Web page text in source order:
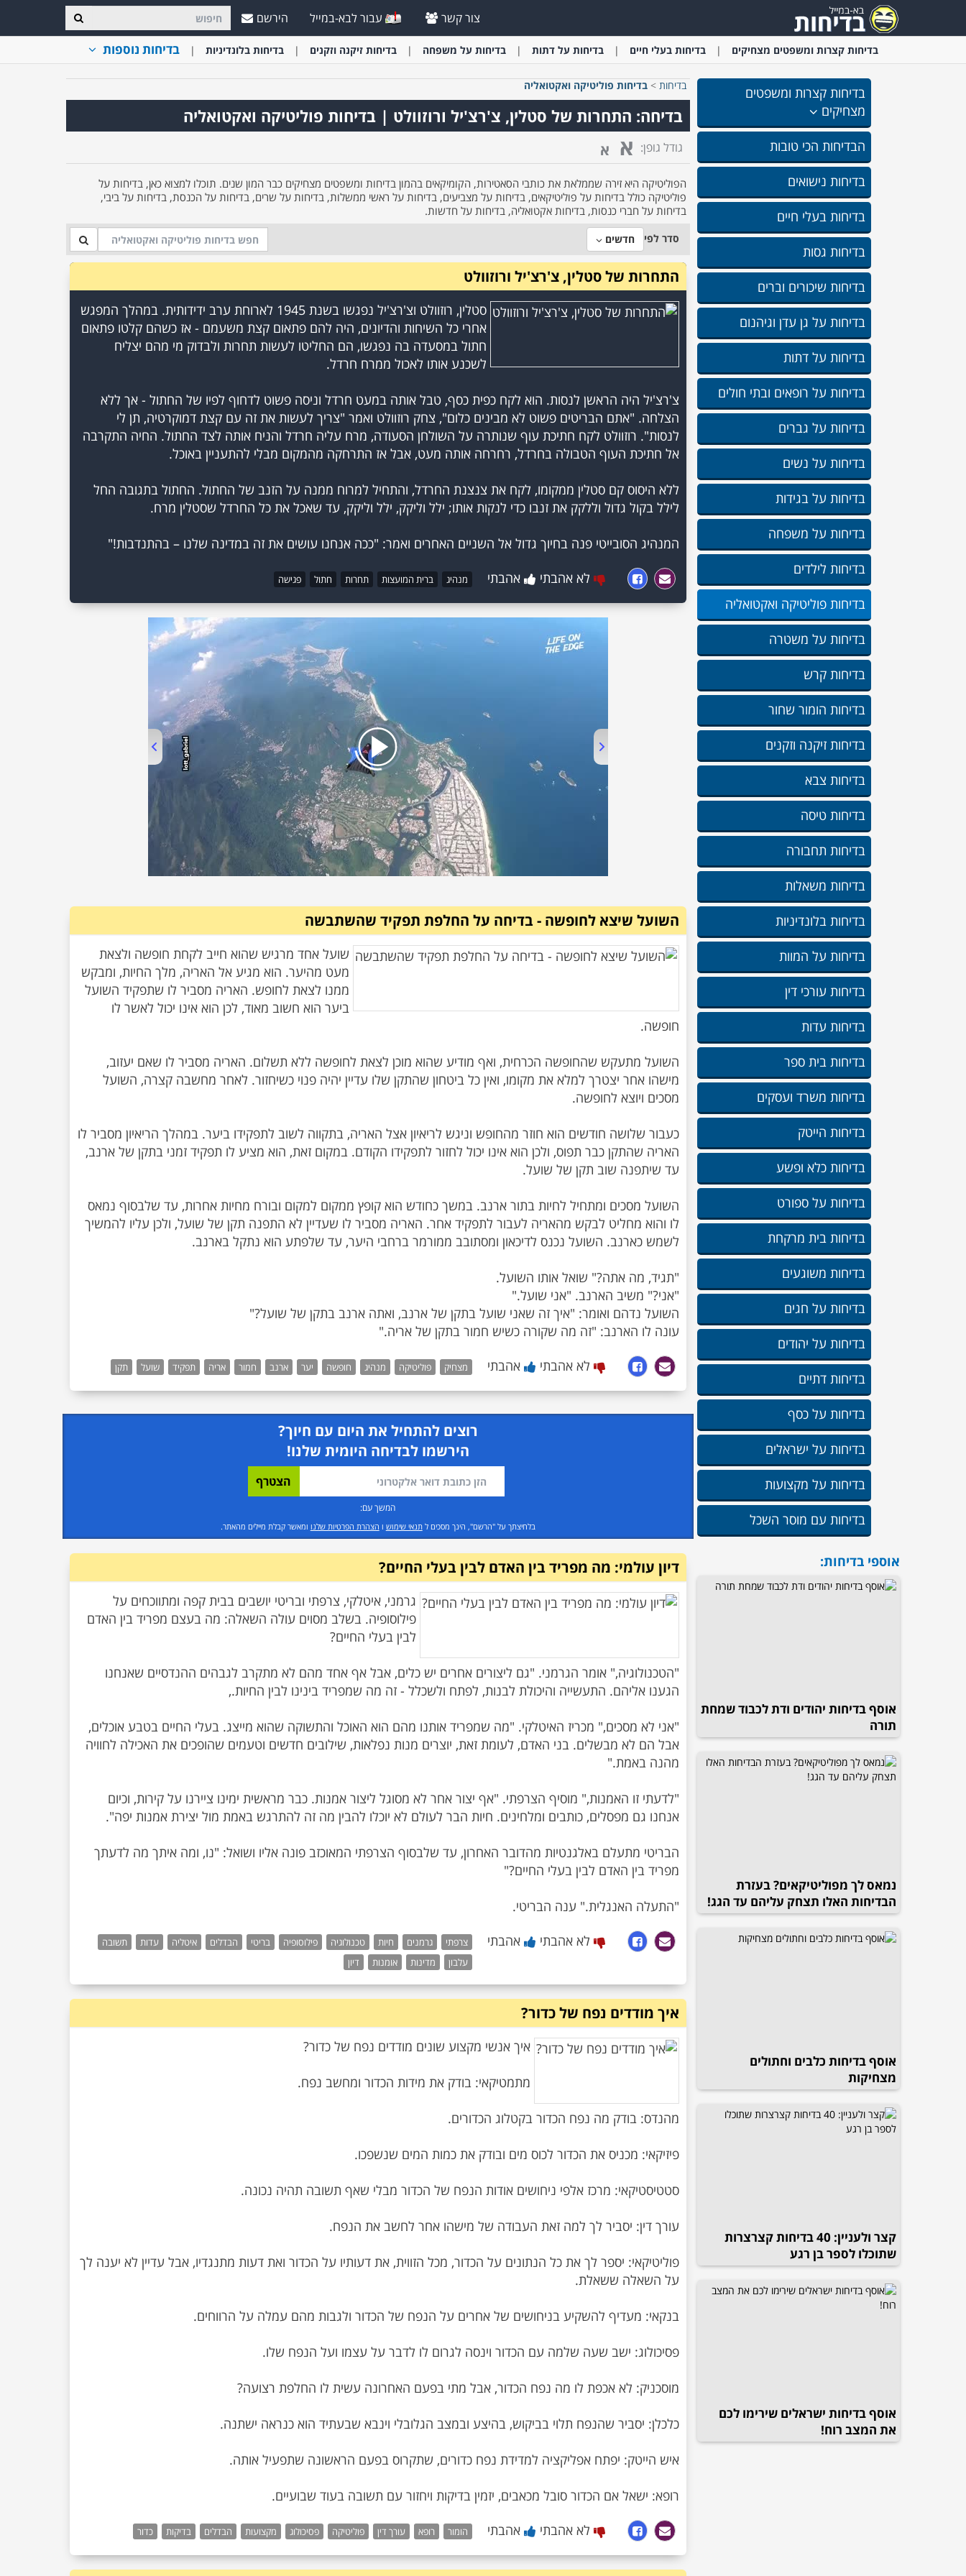
הירשם עבור לבא-במייל צור קשר
בדיחות קצרות ומשפטים מצחיקים בדיחות בעלי חיים בדיחות על דתות בדיחות על משפחה בדיחות זיקנה וזקנים בדיחות בלונדיניות בדיחות נוספות
בדיחות >בדיחות פוליטיקה ואקטואליה
בדיחה: התחרות של סטלין, צ'רצ'יל ורוזוולט | בדיחות פוליטיקה ואקטואליה
גודל גופן: א א
הפוליטיקה היא זירה שממלאת את כותבי הסאטירות, הקומיקאים בהמון בדיחות ומשפטים מצחיקים כבר המון שנים. תוכלו למצוא כאן, בדיחות על
פוליטיקה כולל בדיחות על פוליטיקאים, בדיחות על מצביעים, בדיחות על ראשי ממשלות, בדיחות על שרים, בדיחות על הכנסת, בדיחות על ביבי,
בדיחות על חברי כנסות, בדיחות אקטואליה, בדיחות על חדשות.
סדר לפי חדשים
התחרות של סטלין, צ'רצ'יל ורוזוולט
סטלין, רוזוולט וצ'רצ'יל נפגשו בשנת 1945 לארוחת ערב ידידותית. במהלך המפגש
אחרי כל השיחות והדיונים, היה להם פתאום קצת משעמם - אז כשהם קלטו פתאום
חתול במסעדה בה נפגשו, הם החליטו לעשות תחרות ולבדוק מי מהם יצליח
צ'רצ'יל היה הראשן לנסות. הוא לקח כפית כסף, טבל אותה במעט חרדל וניסה פשוט לדחוף לפיו של החתול - אך ללא
הצלחה. "אתם הבריטים פשוט לא מבינים כלום", צחק רוזוולט ואמר "צריך לעשות את זה עם קצת דמוקרטיה, תן לי
לנסות". רוזוולט לקח חתיכת עוף שנותרה על השולחן הסעודה, מרח עליה חרדל והניח אותה לצד החתול. החיה התקרבה
ללא היסוס קם סטלין ממקומו, לקח את צנצנת החרדל, והתחיל למרוח ממנה על הזנב של החתול. החתול בתגובה החל
המנהיג הסובייטי פנה בחיוך גדול אל השניים האחרים ואמר: "ככה אנחנו עושים את זה במדינה שלנו – בהתנדבות!"
מנהיג ברית המועצות תחרות חתול פגישה לא אהבתי אהבתי
/ 04:22
השועל שיצא לחופשה - בדיחה על החלפת תפקיד שהשתבשה
שועל אחד מרגיש שהוא חייב לקחת חופשה ולצאת
מעט מהיער. הוא מגיע אל האריה, מלך החיות, ומבקש
ממנו לצאת לחופש. האריה מסביר לו שתפקיד השועל
ביער הוא חשוב מאוד, לכן הוא אינו יכול לאשר לו
השועל מתעקש שהחופשה הכרחית, ואף מודיע שהוא מוכן לצאת לחופשה ללא תשלום. האריה מסביר לו שאם יעזוב,
מישהו אחר יצטרך למלא את מקומו, ואין כל ביטחון שהתקן שלו עדיין יהיה פנוי כשיחזור. לאחר מחשבה קצרה, השועל
כעבור שלושה חודשים הוא חוזר מהחופש וניגש לריאיון אצל האריה, בתקווה לשוב לתפקידו ביער. במהלך הריאיון מסביר לו
האריה שהתקן כבר תפוס, ולכן הוא אינו יכול לחזור לתפקידו הקודם. במקום זאת, הוא מציע לו תפקיד זמני בתקן של ארנב,
השועל מסכים ומתחיל לחיות בתור ארנב. במשך כחודש הוא קופץ ממקום למקום ובורח מחיות אחרות, עד שלבסוף נמאס
לו והוא מחליט לבקש מהאריה לעבור לתפקיד אחר. האריה מסביר לו שעדיין לא התפנה תקן של שועל, ולכן עליו להמשיך
עונה לו הארנב: "זה מה שקורה כשיש חמור בתקן של אריה."
מצחיק פוליטיקה מנהיג חופשה יער ארנב חמור אריה תפקיד שועל תקן לא אהבתי אהבתי
רוצים להתחיל את היום עם חיוך?
הירשמו לבדיחה היומית שלנו!
המשך עם:
בלחיצתך על "הרשם", הינך מסכים לתנאי שימוש ו הצהרת הפרטיות שלנו ומאשר קבלת מיילים מהאתר.
דיון עולמי: מה מפריד בין האדם לבין בעלי החיים?
גרמני, איטלקי, צרפתי ובריטי יושבים בבית קפה ומתווכחים על
פילוסופיה. בשלב מסוים עולה השאלה: מה בעצם מפריד בין האדם
"הטכנולוגיה," אומר הגרמני. "גם ליצורים אחרים יש כלים, אבל אף אחד מהם לא מתקרב לגבהים ההנדסיים שאנחנו
"אני לא מסכים," מכריז האיטלקי. "מה שמפריד אותנו מהם הוא האוכל והתשוקה שהוא מייצג. בעלי החיים בטבע אוכלים,
אבל הם לא מבשלים. בני האדם, לעומת זאת, יוצרים מנות נפלאות, שילובים חדשים וטעמים שהופכים את האכילה לחוויה
"לדעתי זו האמנות," מוסיף הצרפתי. "אף יצור אחר לא מסוגל ליצור אמנות. כבר מראשית ימינו ציירנו על קירות, וכיום
הבריטי מתעלם באלגנטיות מהדובר האחרון, עד שלבסוף הצרפתי המאוכזב פונה אליו ושואל: "נו, ומה איתך מה לדעתך
"התעלה האנגלית." ענה הבריטי.
צרפתי גרמנים חיות טכנולוגיה פילוסופיה בריטי הבדלים איטליה עדות
תשובה
עלבון
מדינות אומנות דיון
לא אהבתי אהבתי
איך מודדים נפח של כדור?
פוליטיקאי: יספר לך את כל הנתונים על הכדור, מכל הזווית, את דעותיו על הכדור ואת דעות מתנגדיו, אבל עדיין לא יענה לך
רופא: ישאל אם הכדור סובל מכאבים, יזמין בדיקות ויחזור עם תשובה בעוד שבועיים.
הומור רופא עורך דין פוליטיקה פסיכולוג מקצועות הבדלים בדיקות כדור לא אהבתי אהבתי
בדיחות קצרות ומשפטים
מצחיקים
הבדיחות הכי טובות
בדיחות נישואים
בדיחות בעלי חיים
בדיחות גסות
בדיחות שיכורים וברים
בדיחות על גן עדן וגיהנום
בדיחות על דתות
בדיחות על רופאים ובתי חולים
בדיחות על גברים
בדיחות על נשים
בדיחות על בגידות
בדיחות על משפחה
בדיחות לילדים
בדיחות פוליטיקה ואקטואליה
בדיחות על משטרה
בדיחות קרש
בדיחות הומור שחור
בדיחות זיקנה וזקנים
בדיחות צבא
בדיחות טיסה
בדיחות תחבורה
בדיחות משאלות
בדיחות בלונדיניות
בדיחות על המוות
בדיחות עורכי דין
בדיחות עדות
בדיחות בית ספר
בדיחות משרד ועסקים
בדיחות הייטק
בדיחות כלא ופשע
בדיחות על ספורט
בדיחות בית מרקחת
בדיחות משוגעים
בדיחות על חגים
בדיחות על יהודים
בדיחות דתיים
בדיחות על כסף
בדיחות על ישראלים
בדיחות על מקצועות
בדיחות עם מוסר השכל
אוספי בדיחות:
אוסף בדיחות יהודים ודת לכבוד שמחת
תורה
נמאס לך מפוליטיקאים? בעזרת
הבדיחות האלו תצחק עליהם עד הגג!
אוסף בדיחות כלבים וחתולים
מצחיקות
קצר ולעניין: 40 בדיחות קצרצרות
שתוכלו לספר בן רגע
אוסף בדיחות ישראלים שירימו לכם
את המצב רוח!